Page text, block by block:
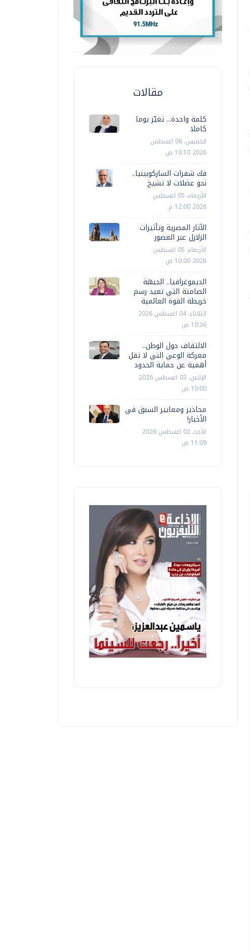
مقالات
كلمة واحدة... تغيّر يوما
كاملا
الخميس، 06 اغسطس
2026 10:10 ص
فك شفرات الساركوبينيا..
نحو عضلات لا تشيخ
الأربعاء، 05 اغسطس
2026 12:00 م
الآثار المصرية وتأثيرات
الزلازل عبر العصور
الأربعاء، 05 اغسطس
2026 10:00 ص
الديموغرافيا.. الجبهة
الصامتة التي تعيد رسم
خريطة القوة العالمية
الثلاثاء، 04 اغسطس 2026
10:36 ص
الالتفاف حول الوطن..
معركة الوعي التي لا تقل
أهمية عن حماية الحدود
الإثنين، 03 اغسطس 2026
10:00 ص
محاذير ومعايير السبق في
الأخبار!
الأحد، 02 اغسطس 2026
11:09 ص